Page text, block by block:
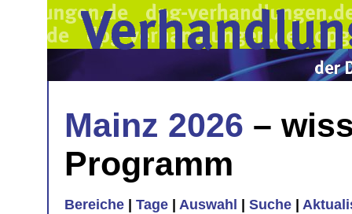
Mainz 2026 –
Programm
Bereiche Tage Auswahl Suche